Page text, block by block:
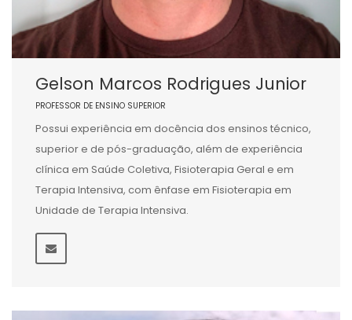
Gelson Marcos Rodrigues Junior
PROFESSOR DE ENSINO SUPERIOR
Possui experiência em docência dos ensinos técnico,
superior e de pós-graduação, além de experiência
clínica em Saúde Coletiva, Fisioterapia Geral e em
Terapia Intensiva, com ênfase em Fisioterapia em
Unidade de Terapia Intensiva.